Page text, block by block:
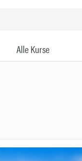
Alle Kurse